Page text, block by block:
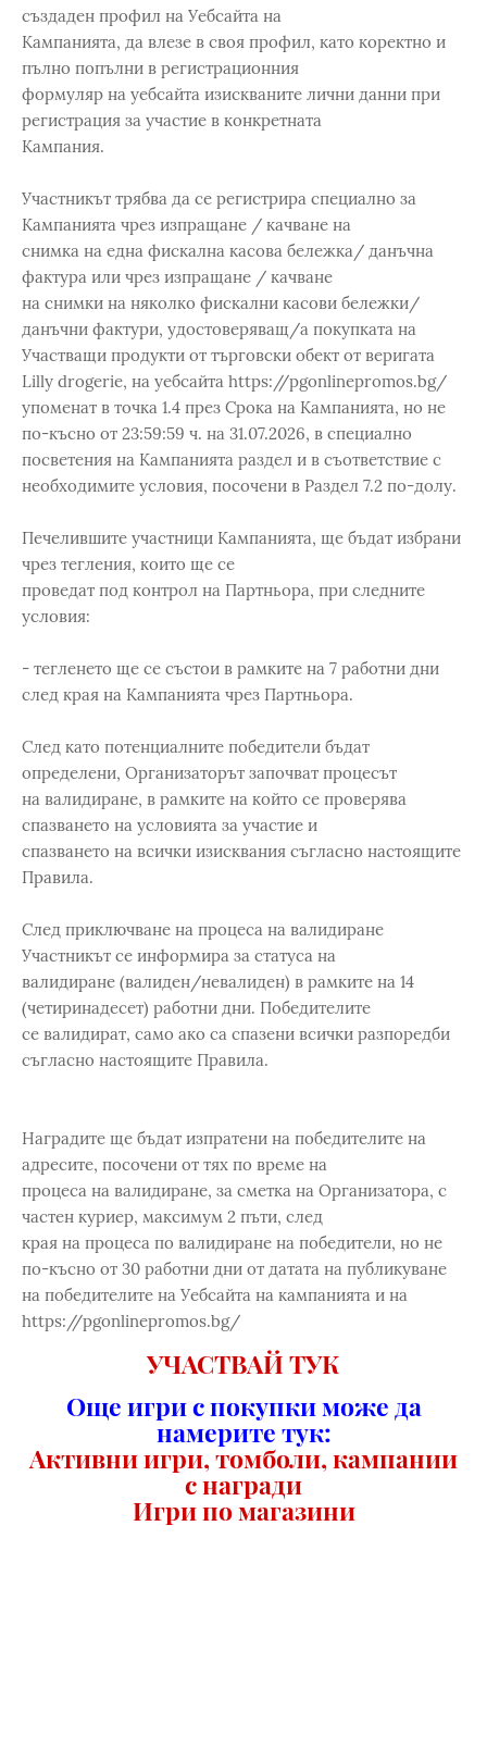
създаден профил на Уебсайта на
Кампанията, да влезе в своя профил, като коректно и
пълно попълни в регистрационния
формуляр на уебсайта изискваните лични данни при
регистрация за участие в конкретната
Кампания.
Участникът трябва да се регистрира специално за
Кампанията чрез изпращане / качване на
снимка на една фискална касова бележка/ данъчна
фактура или чрез изпращане / качване
на снимки на няколко фискални касови бележки/
данъчни фактури, удостоверяващ/а покупката на
Участващи продукти от търговски обект от веригата
Lilly drogerie, на уебсайта https://pgonlinepromos.bg/
упоменат в точка 1.4 през Срока на Кампанията, но не
по-късно от 23:59:59 ч. на 31.07.2026, в специално
посветения на Кампанията раздел и в съответствие с
необходимите условия, посочени в Раздел 7.2 по-долу.
Печелившите участници Кампанията, ще бъдат избрани
чрез тегления, които ще се
проведат под контрол на Партньора, при следните
условия:
- тегленето ще се състои в рамките на 7 работни дни
след края на Кампанията чрез Партньора.
След като потенциалните победители бъдат
определени, Организаторът започват процесът
на валидиране, в рамките на който се проверява
спазването на условията за участие и
спазването на всички изисквания съгласно настоящите
Правила.
След приключване на процеса на валидиране
Участникът се информира за статуса на
валидиране (валиден/невалиден) в рамките на 14
(четиринадесет) работни дни. Победителите
се валидират, само ако са спазени всички разпоредби
съгласно настоящите Правила.
Наградите ще бъдат изпратени на победителите на
адресите, посочени от тях по време на
процеса на валидиране, за сметка на Организатора, с
частен куриер, максимум 2 пъти, след
края на процеса по валидиране на победители, но не
по-късно от 30 работни дни от датата на публикуване
на победителите на Уебсайта на кампанията и на
https://pgonlinepromos.bg/
УЧАСТВАЙ ТУК
Още игри с покупки може да
намерите тук:
Активни игри, томболи, кампании
с награди
Игри по магазини